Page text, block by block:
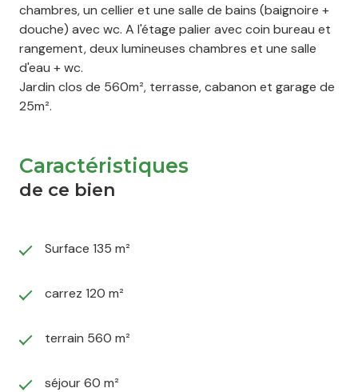
chambres, un cellier et une salle de bains (baignoire +
douche) avec wc. A l'étage palier avec coin bureau et
rangement, deux lumineuses chambres et une salle
d'eau + wc.
Jardin clos de 560m², terrasse, cabanon et garage de
25m².
Caractéristiques
de ce bien
Surface 135 m²
carrez 120 m²
terrain 560 m²
séjour 60 m²